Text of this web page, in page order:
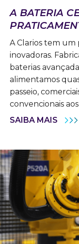
A BATERIA
A Clarios tem
inovadoras.
baterias
alimentamos
passeio,
convencionais
SAIBA MAIS